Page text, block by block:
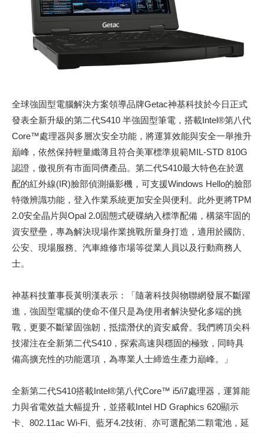
全球強固型電腦解決方案領導品牌Getac神基科技於今日正式
發表全新升級的第二代S410 半強固型筆電，搭載Intel®第八代
Core™處理器與多層次安全功能，將運算效能與安全一舉推升
巔峰，依然保持輕量纖薄且符合美軍標準規範MIL-STD 810G
認證，傲視所有市面同儕產品。第二代S410最大特色在於選
配的紅外線(IR)臉部偵測攝影機，可支援Windows Hello的臉部
特徵辨識功能，登入作業系統更加安全與便利。此外更將TPM
2.0安全晶片與Opal 2.0固態式硬碟納入標準配備，構築牢固的
資安壁壘，專為解決現場作業挑戰所量身打造，適用於國防、
公安、現場服務、汽車維修市場等從業人員以及行動商務人
士。
神基科技董事長黃明漢表示：「隨著科技與物聯網發展不斷躍
進，強固型電腦的使命不僅只是為使用者解決變化多端的挑
戰，更要不斷鞏固強韌，抵擋潛伏的資安威脅。我們將頂尖科
技灌注在全新第二代S410，探索高速與穩固的極致，同時具
備高擴充性的功能選項，為專業人士締造生產力巔峰。」
全新第二代S410搭載Intel®第八代Core™ i5/i7處理器，運算能
力與省電效益大幅提升，並搭載Intel HD Graphics 620顯示
卡、802.11ac Wi-Fi、藍牙4.2技術、亦可選配第二顆電池，延